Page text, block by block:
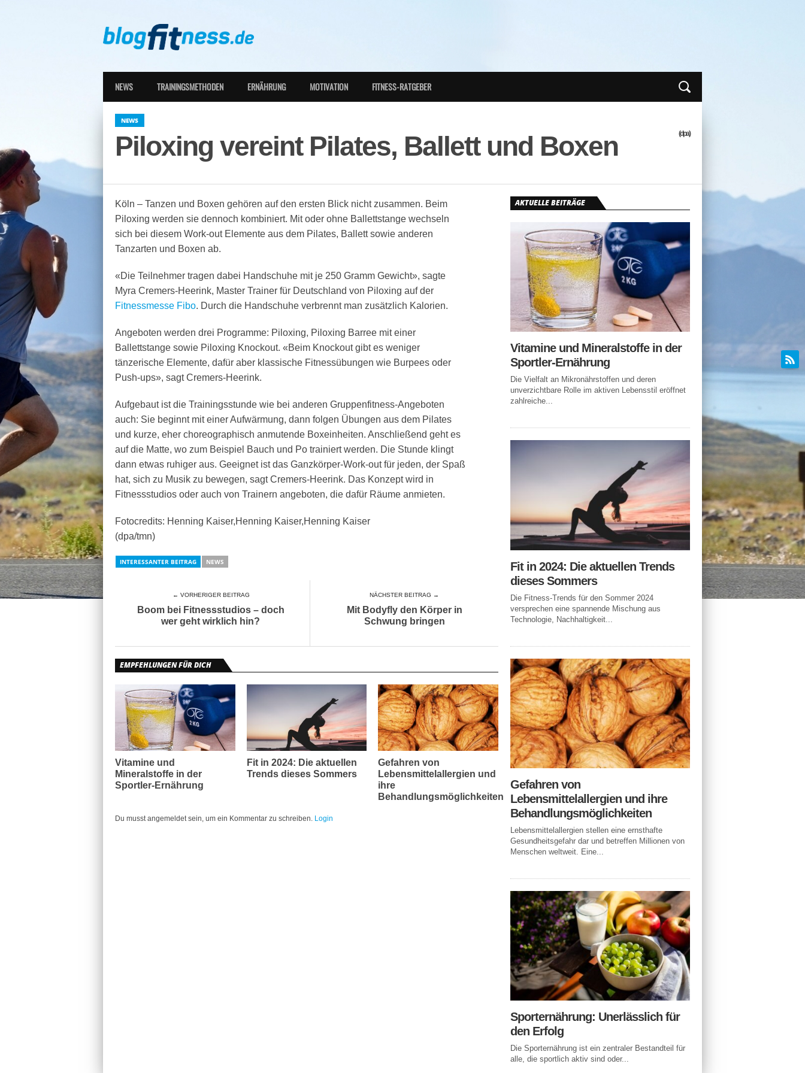
NEWS TRAININGSMETHODEN ERNÄHRUNG MOTIVATION FITNESS-RATGEBER
NEWS
Piloxing vereint Pilates, Ballett und Boxen (dpa)
Köln – Tanzen und Boxen gehören auf den ersten Blick nicht zusammen. Beim
Piloxing werden sie dennoch kombiniert. Mit oder ohne Ballettstange wechseln
sich bei diesem Work-out Elemente aus dem Pilates, Ballett sowie anderen
Tanzarten und Boxen ab.
«Die Teilnehmer tragen dabei Handschuhe mit je 250 Gramm Gewicht», sagte
Myra Cremers-Heerink, Master Trainer für Deutschland von Piloxing auf der
Fitnessmesse Fibo. Durch die Handschuhe verbrennt man zusätzlich Kalorien.
Angeboten werden drei Programme: Piloxing, Piloxing Barree mit einer
Ballettstange sowie Piloxing Knockout. «Beim Knockout gibt es weniger
tänzerische Elemente, dafür aber klassische Fitnessübungen wie Burpees oder
Push-ups», sagt Cremers-Heerink.
Aufgebaut ist die Trainingsstunde wie bei anderen Gruppenfitness-Angeboten
auch: Sie beginnt mit einer Aufwärmung, dann folgen Übungen aus dem Pilates
und kurze, eher choreographisch anmutende Boxeinheiten. Anschließend geht es
auf die Matte, wo zum Beispiel Bauch und Po trainiert werden. Die Stunde klingt
dann etwas ruhiger aus. Geeignet ist das Ganzkörper-Work-out für jeden, der Spaß
hat, sich zu Musik zu bewegen, sagt Cremers-Heerink. Das Konzept wird in
Fitnessstudios oder auch von Trainern angeboten, die dafür Räume anmieten.
Fotocredits: Henning Kaiser,Henning Kaiser,Henning Kaiser
(dpa/tmn)
INTERESSANTER BEITRAG NEWS
← VORHERIGER BEITRAG
Boom bei Fitnessstudios – doch
wer geht wirklich hin?
NÄCHSTER BEITRAG →
Mit Bodyfly den Körper in
Schwung bringen
EMPFEHLUNGEN FÜR DICH
Vitamine und
Mineralstoffe in der
Sportler-Ernährung
Fit in 2024: Die aktuellen
Trends dieses Sommers
Gefahren von
Lebensmittelallergien und
ihre
Behandlungsmöglichkeiten
Du musst angemeldet sein, um ein Kommentar zu schreiben. Login
AKTUELLE BEITRÄGE
Vitamine und Mineralstoffe in der
Sportler-Ernährung
Die Vielfalt an Mikronährstoffen und deren
unverzichtbare Rolle im aktiven Lebensstil eröffnet
zahlreiche...
Fit in 2024: Die aktuellen Trends
dieses Sommers
Die Fitness-Trends für den Sommer 2024
versprechen eine spannende Mischung aus
Technologie, Nachhaltigkeit...
Gefahren von
Lebensmittelallergien und ihre
Behandlungsmöglichkeiten
Lebensmittelallergien stellen eine ernsthafte
Gesundheitsgefahr dar und betreffen Millionen von
Menschen weltweit. Eine...
Sporternährung: Unerlässlich für
den Erfolg
Die Sporternährung ist ein zentraler Bestandteil für
alle, die sportlich aktiv sind oder...